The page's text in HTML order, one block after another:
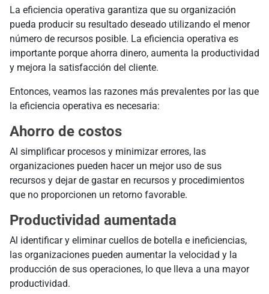
La eficiencia operativa garantiza que su organización
pueda producir su resultado deseado utilizando el menor
número de recursos posible. La eficiencia operativa es
importante porque ahorra dinero, aumenta la productividad
y mejora la satisfacción del cliente.
Entonces, veamos las razones más prevalentes por las que
la eficiencia operativa es necesaria:
Ahorro de costos
Al simplificar procesos y minimizar errores, las
organizaciones pueden hacer un mejor uso de sus
recursos y dejar de gastar en recursos y procedimientos
que no proporcionen un retorno favorable.
Productividad aumentada
Al identificar y eliminar cuellos de botella e ineficiencias,
las organizaciones pueden aumentar la velocidad y la
producción de sus operaciones, lo que lleva a una mayor
productividad.